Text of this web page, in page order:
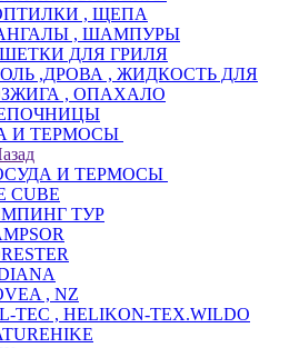
, ЩЕПА
, ШАМПУРЫ
ДЛЯ ГРИЛЯ
,ДРОВА , ЖИДКОСТЬ ДЛЯ
, ОПАХАЛО
И ТЕРМОСЫ
И ТЕРМОСЫ
CUBE
ТУР
, NZ
TEC , HELIKON-TEX.WILDO